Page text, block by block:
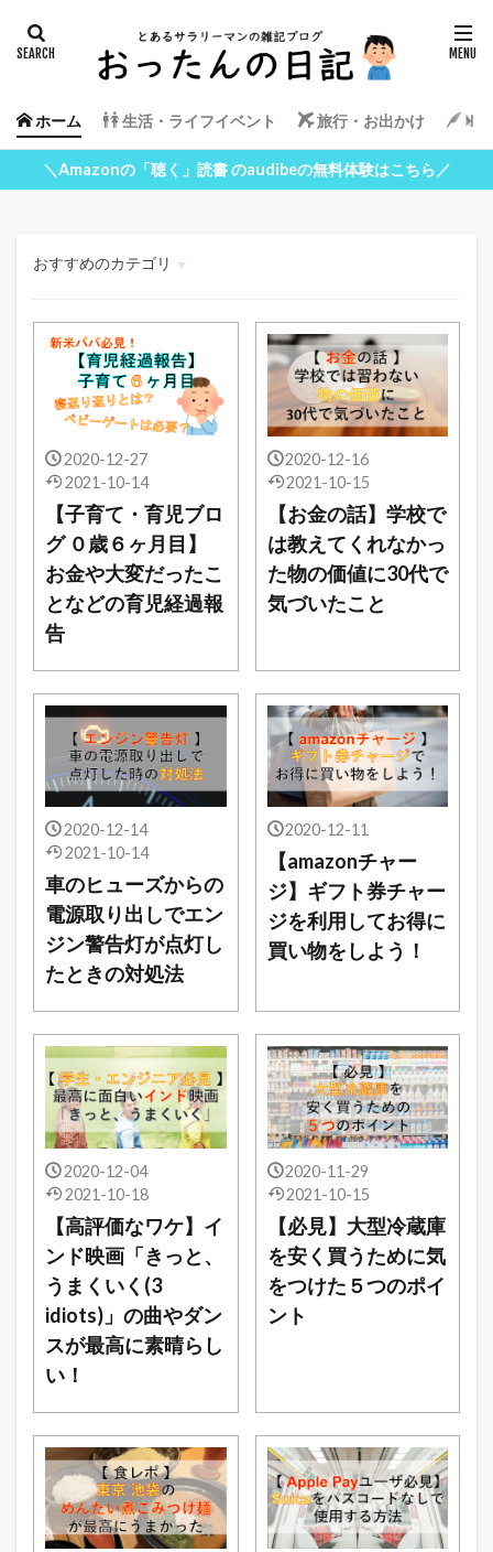
ホーム 生活・ライフイベント 旅行・お出かけ
＼Amazonの「聴く」読書 のaudibeの無料体験はこちら／
おすすめのカテゴリ
生活・ライフイベント
旅行・お出かけ
WordPress
2020-12-27
2021-10-14
【子育て・育児ブロ
グ ０歳６ヶ月目】
お金や大変だったこ
となどの育児経過報
告
2020-12-16
2021-10-15
【お金の話】学校で
は教えてくれなかっ
た物の価値に30代で
気づいたこと
2020-12-14
2021-10-14
車のヒューズからの
電源取り出しでエン
ジン警告灯が点灯し
たときの対処法
2020-12-11
【amazonチャー
ジ】ギフト券チャー
ジを利用してお得に
買い物をしよう！
2020-12-04
2021-10-18
【高評価なワケ】イ
ンド映画「きっと、
うまくいく(3
idiots)」の曲やダン
スが最高に素晴らし
い！
2020-11-29
2021-10-15
【必見】大型冷蔵庫
を安く買うために気
をつけた５つのポイ
ント